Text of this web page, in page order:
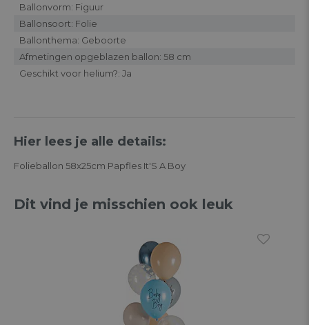
Ballonvorm: Figuur
Ballonsoort: Folie
Ballonthema: Geboorte
Afmetingen opgeblazen ballon: 58 cm
Geschikt voor helium?: Ja
Hier lees je alle details:
Folieballon 58x25cm Papfles It'S A Boy
Dit vind je misschien ook leuk